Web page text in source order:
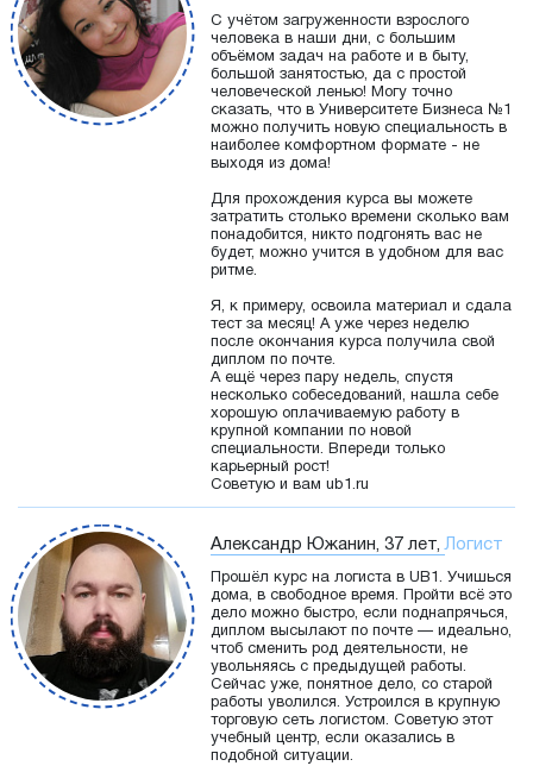
С учётом загруженности взрослого
человека в наши дни, с большим
объёмом задач на работе и в быту,
большой занятостью, да с простой
человеческой ленью! Могу точно
сказать, что в Университете Бизнеса №1
можно получить новую специальность в
наиболее комфортном формате - не
выходя из дома!
Для прохождения курса вы можете
затратить столько времени сколько вам
понадобится, никто подгонять вас не
будет, можно учится в удобном для вас
ритме.
Я, к примеру, освоила материал и сдала
тест за месяц! А уже через неделю
после окончания курса получила свой
диплом по почте.
А ещё через пару недель, спустя
несколько собеседований, нашла себе
хорошую оплачиваемую работу в
крупной компании по новой
специальности. Впереди только
карьерный рост!
Советую и вам ub1.ru
Александр Южанин, 37 лет,Логист
Прошёл курс на логиста в UB1. Учишься
дома, в свободное время. Пройти всё это
дело можно быстро, если поднапрячься,
диплом высылают по почте — идеально,
чтоб сменить род деятельности, не
увольняясь с предыдущей работы.
Сейчас уже, понятное дело, со старой
работы уволился. Устроился в крупную
торговую сеть логистом. Советую этот
учебный центр, если оказались в
подобной ситуации.